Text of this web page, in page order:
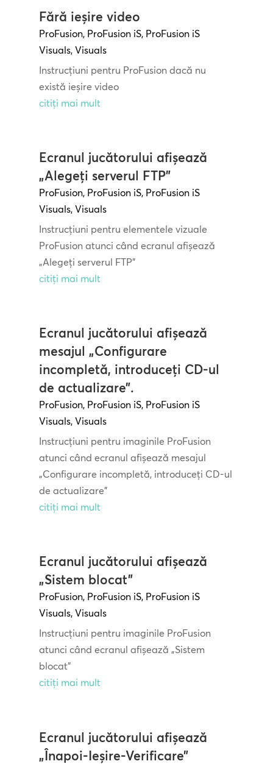
Fără ieșire video
ProFusion, ProFusion iS, ProFusion iS
Visuals, Visuals
Instrucțiuni pentru ProFusion dacă nu
există ieșire video
citiți mai mult
Ecranul jucătorului afișează
„Alegeți serverul FTP”
ProFusion, ProFusion iS, ProFusion iS
Visuals, Visuals
Instrucțiuni pentru elementele vizuale
ProFusion atunci când ecranul afișează
„Alegeți serverul FTP”
citiți mai mult
Ecranul jucătorului afișează
mesajul „Configurare
incompletă, introduceți CD-ul
de actualizare”.
ProFusion, ProFusion iS, ProFusion iS
Visuals, Visuals
Instrucțiuni pentru imaginile ProFusion
atunci când ecranul afișează mesajul
„Configurare incompletă, introduceți CD-ul
de actualizare”
citiți mai mult
Ecranul jucătorului afișează
„Sistem blocat”
ProFusion, ProFusion iS, ProFusion iS
Visuals, Visuals
Instrucțiuni pentru imaginile ProFusion
atunci când ecranul afișează „Sistem
blocat”
citiți mai mult
Ecranul jucătorului afișează
„Înapoi-Ieșire-Verificare”